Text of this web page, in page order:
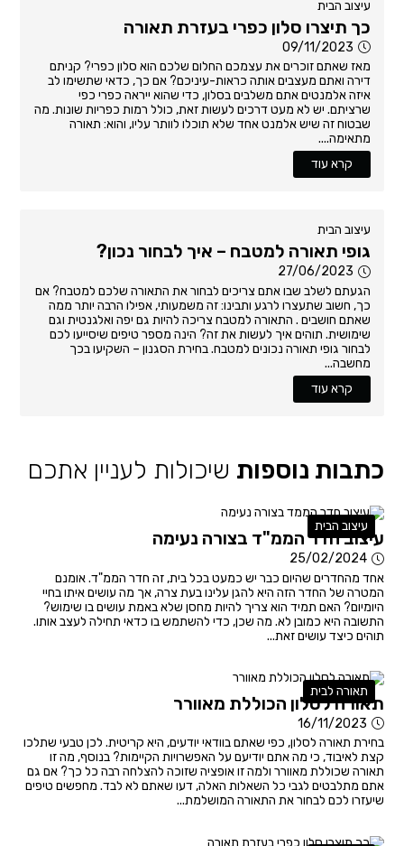
עיצוב הבית
כך תיצרו סלון כפרי בעזרת תאורה
09/11/2023
מאז שאתם זוכרים את עצמכם החלום שלכם הוא סלון כפרי? קניתם
דירה ואתם מעצבים אותה כראות-עיניכם? אם כך, כדאי שתשימו לב
איזה אלמנטים אתם משלבים בסלון, כדי שהוא ייראה כפרי כפי
שרציתם. יש לא מעט דרכים לעשות זאת, כולל רמות כפריות שונות. מה
שבטוח זה שיש אלמנט אחד שלא תוכלו לוותר עליו, והוא: תאורה
מתאימה....
קרא עוד
עיצוב הבית
גופי תאורה למטבח – איך לבחור נכון?
27/06/2023
הגעתם לשלב שבו אתם צריכים לבחור את התאורה שלכם למטבח? אם
כך, חשוב שתעצרו לרגע ותבינו: זה משמעותי, אפילו הרבה יותר ממה
שאתם חושבים . התאורה למטבח צריכה להיות גם יפה ואלגנטית וגם
שימושית. תוהים איך לעשות את זה? הינה מספר טיפים שיסייעו לכם
לבחור גופי תאורה נכונים למטבח. בחירת הסגנון – השקיעו בכך
מחשבה...
קרא עוד
כתבות נוספות שיכולות לעניין אתכם
עיצוב הבית
עיצוב חדר הממ"ד בצורה נעימה
25/02/2024
אחד מהחדרים שהיום כבר יש כמעט בכל בית, זה חדר הממ"ד. אומנם
המטרה של החדר הזה היא להגן עלינו בעת צרה, אך מה עושים איתו בחיי
היומיום? האם תמיד הוא צריך להיות מחסן שלא באמת עושים בו שימוש?
התשובה היא כמובן לא. מה שכן, כדי להשתמש בו כדאי תחילה לעצב אותו.
תוהים כיצד עושים זאת...
תאורה לבית
תאורה לסלון הכוללת מאוורר
16/11/2023
בחירת תאורה לסלון, כפי שאתם בוודאי יודעים, היא קריטית. לכן טבעי שתלכו
קצת לאיבוד, כי מה אתם יודיעם על האפשרויות הקיימות? בנוסף, מה זו
תאורה שכוללת מאוורר ולמה זו אופציה שזוכה להצלחה רבה כל כך? אם גם
אתם מתלבטים לגבי כל השאלות האלה, דעו שאתם לא לבד. מחפשים טיפים
שיעזרו לכם לבחור את התאורה המושלמת...